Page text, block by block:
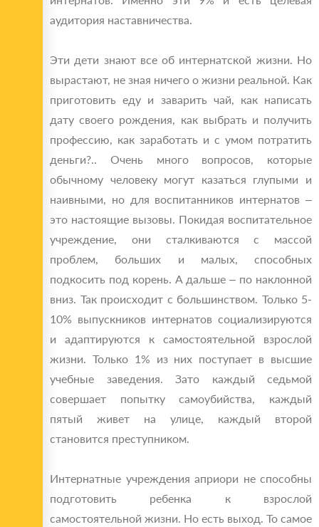
аудитория наставничества.
Эти дети знают все об интернатской жизни. Но
вырастают, не зная ничего о жизни реальной. Как
приготовить еду и заварить чай, как написать
дату своего рождения, как выбрать и получить
профессию, как заработать и с умом потратить
деньги?.. Очень много вопросов, которые
обычному человеку могут казаться глупыми и
наивными, но для воспитанников интернатов –
это настоящие вызовы. Покидая воспитательное
учреждение, они сталкиваются с массой
проблем, больших и малых, способных
подкосить под корень. А дальше ‒ по наклонной
вниз. Так происходит с большинством. Только 5-
10% выпускников интернатов социализируются
и адаптируются к самостоятельной взрослой
жизни. Только 1% из них поступает в высшие
учебные заведения. Зато каждый седьмой
совершает попытку самоубийства, каждый
пятый живет на улице, каждый второй
становится преступником.
Интернатные учреждения априори не способны
подготовить ребенка к взрослой
самостоятельной жизни. Но есть выход. То самое